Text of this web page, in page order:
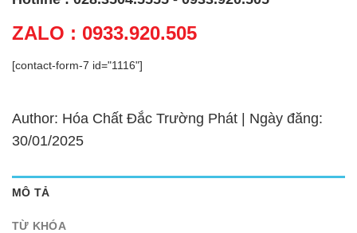
ZALO : 0933.920.505
[contact-form-7 id="1116"]
Author: Hóa Chất Đắc Trường Phát | Ngày đăng:
30/01/2025
MÔ TẢ
TỪ KHÓA